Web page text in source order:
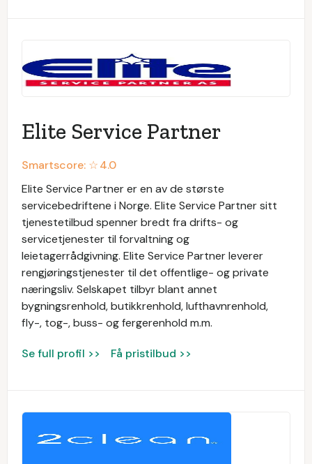
Elite Service Partner
Smartscore: ☆4.0
Elite Service Partner er en av de største
servicebedriftene i Norge. Elite Service Partner sitt
tjenestetilbud spenner bredt fra drifts- og
servicetjenester til forvaltning og
leietagerrådgivning. Elite Service Partner leverer
rengjøringstjenester til det offentlige- og private
næringsliv. Selskapet tilbyr blant annet
bygningsrenhold, butikkrenhold, lufthavnrenhold,
fly-, tog-, buss- og fergerenhold m.m.
Se full profil >> Få pristilbud >>